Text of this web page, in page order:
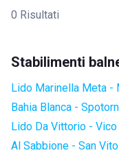
0 Risultati
Stabilimenti
Lido Marinella Meta -
Bahia Blanca -
Lido Da Vittorio -
Al Sabbione - San